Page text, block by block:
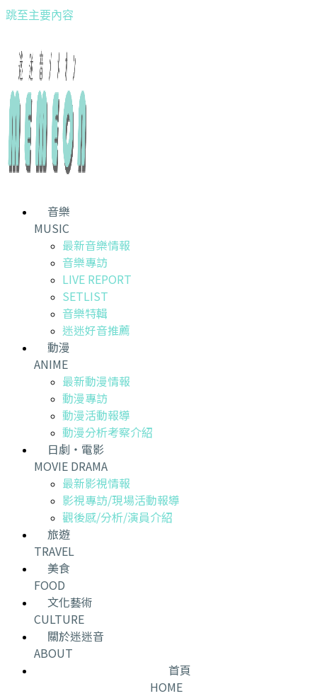
跳至主要內容
音樂
MUSIC
最新音樂情報
音樂專訪
LIVE REPORT
SETLIST
音樂特輯
迷迷好音推薦
動漫
ANIME
最新動漫情報
動漫專訪
動漫活動報導
動漫分析考察介紹
日劇・電影
MOVIE DRAMA
最新影視情報
影視專訪/現場活動報導
觀後感/分析/演員介紹
旅遊
TRAVEL
美食
FOOD
文化藝術
CULTURE
關於迷迷音
ABOUT
首頁
HOME